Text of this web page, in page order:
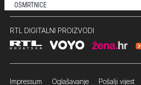
OSMRTNICE
RTL DIGITALNI PROIZVODI
Impressum Oglašavanje Pošalji vijest